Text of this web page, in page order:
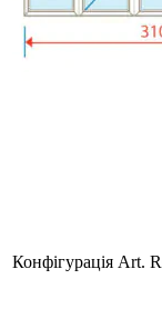
Конфігурація Art.